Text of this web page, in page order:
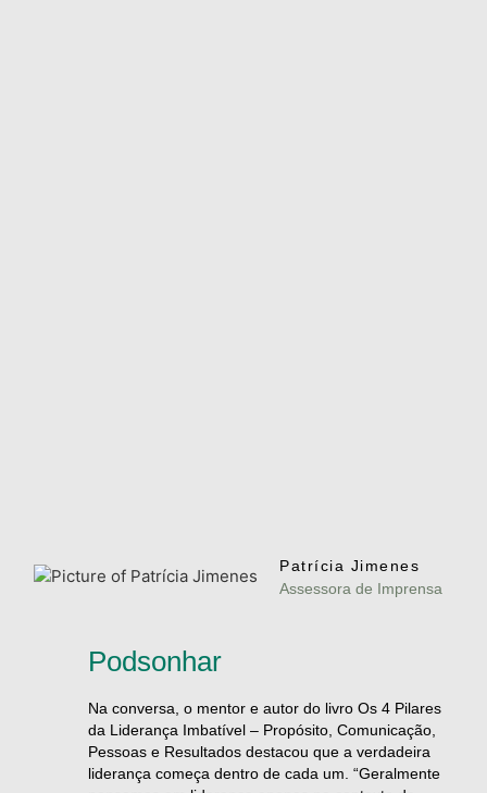
Patrícia Jimenes
Assessora de Imprensa
Podsonhar
Na conversa, o mentor e autor do livro Os 4 Pilares
da Liderança Imbatível – Propósito, Comunicação,
Pessoas e Resultados destacou que a verdadeira
liderança começa dentro de cada um. “Geralmente